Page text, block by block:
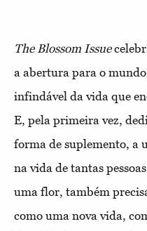
The Blossom Issue
a abertura para o
infindável da vida que
E, pela primeira vez,
forma de suplemento, a
na vida de tantas
uma flor, também
como uma nova vida,